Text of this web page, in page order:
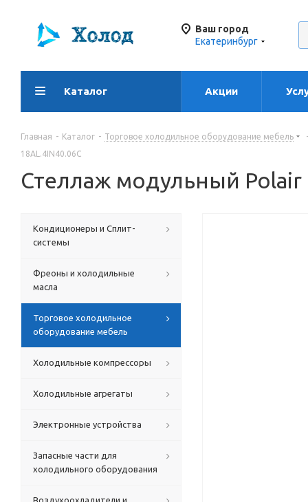
Ваш город
Екатеринбург
Каталог Акции
Главная - Каталог - Торговое холодильное оборудование мебель -
18AL.4IN40.06C
Стеллаж модульный Polair
Кондиционеры и Сплит-
системы
Фреоны и холодильные
масла
Торговое холодильное
оборудование мебель
Холодильные компрессоры
Холодильные агрегаты
Электронные устройства
Запасные части для
холодильного оборудования
Воздухоохладители и